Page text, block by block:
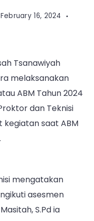
February 16, 2024
Tsanawiyah
melaksanakan
ABM Tahun 2024
dan Teknisi
kegiatan saat ABM
mengatakan
asesmen
S.Pd ia